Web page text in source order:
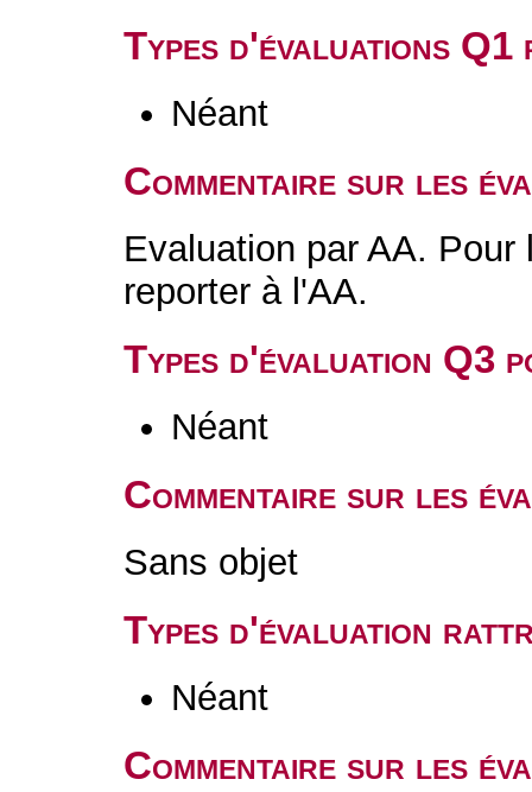
Types d'évaluations
Néant
Commentaire sur les
Evaluation par AA.
reporter à l'AA.
Types d'évaluation Q3
Néant
Commentaire sur les
Sans objet
Types d'évaluation
Néant
Commentaire sur les